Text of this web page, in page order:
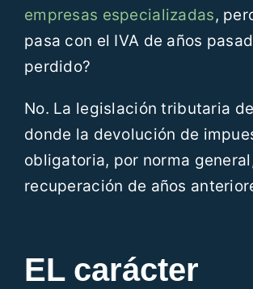
empresas especializadas,
pasa con el IVA de años
perdido?
No. La legislación tributaria
donde la devolución de
obligatoria, por norma
recuperación de años
EL carácter